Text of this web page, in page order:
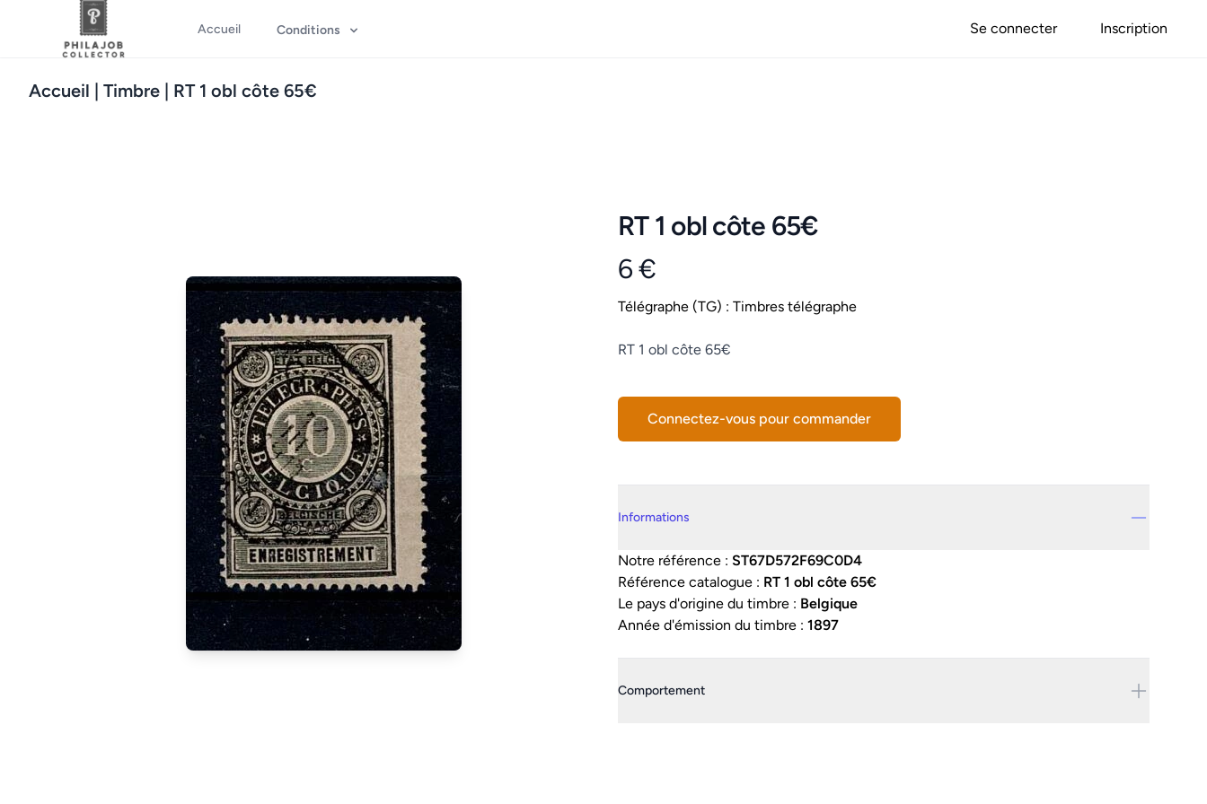
Accueil Conditions Se connecter Inscription
Accueil | Timbre | RT 1 obl côte 65€
RT 1 obl côte 65€
Product information
6 €
Conditions
Télégraphe (TG) : Timbres télégraphe
Description
RT 1 obl côte 65€
Connectez-vous pour commander
Informations
Notre référence : ST67D572F69C0D4
Référence catalogue : RT 1 obl côte 65€
Le pays d'origine du timbre : Belgique
Année d'émission du timbre : 1897
Comportement